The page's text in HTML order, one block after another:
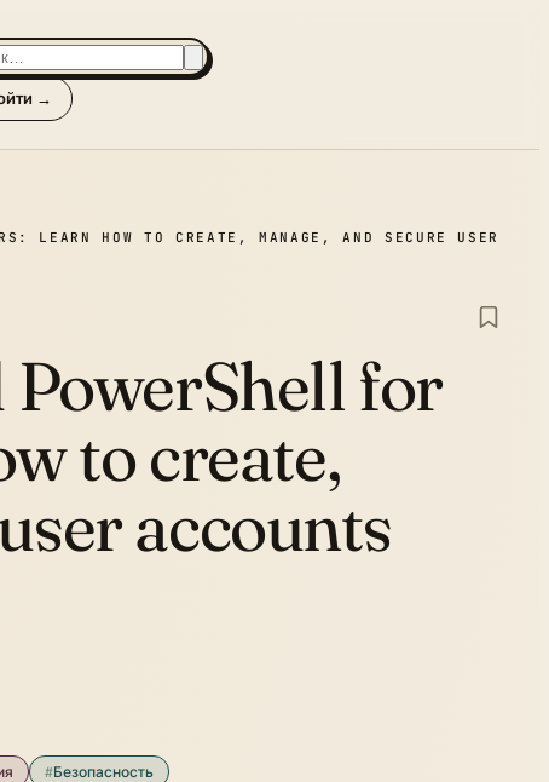
→
LEARN HOW TO CREATE, MANAGE, AND SECURE USER
for
to create,
accounts
#Безопасность